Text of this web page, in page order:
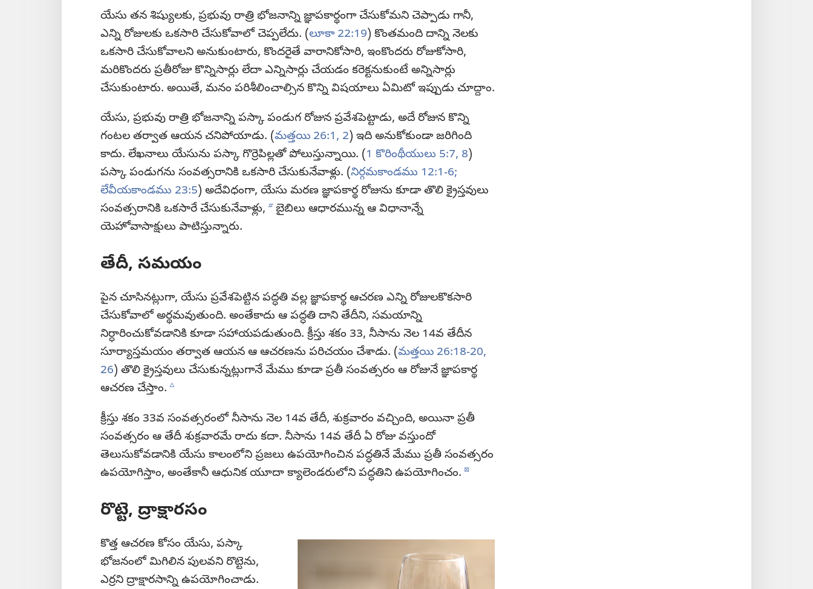
యేసు తన శిష్యులకు, ప్రభువు రాత్రి భోజనాన్ని జ్ఞాపకార్థంగా చేసుకోమని చెప్పాడు గానీ,
ఎన్ని రోజులకు ఒకసారి చేసుకోవాలో చెప్పలేదు. (లూకా 22:19) కొంతమంది దాన్ని నెలకు
ఒకసారి చేసుకోవాలని అనుకుంటారు, కొందరైతే వారానికోసారి, ఇంకొందరు రోజుకోసారి,
మరికొందరు ప్రతీరోజు కొన్నిసార్లు లేదా ఎన్నిసార్లు చేయడం కరెక్టనుకుంటే అన్నిసార్లు
చేసుకుంటారు. అయితే, మనం పరిశీలించాల్సిన కొన్ని విషయాలు ఏమిటో ఇప్పుడు చూద్దాం.
యేసు, ప్రభువు రాత్రి భోజనాన్ని పస్కా పండుగ రోజున ప్రవేశపెట్టాడు, అదే రోజున కొన్ని
గంటల తర్వాత ఆయన చనిపోయాడు. (మత్తయి 26:1, 2) ఇది అనుకోకుండా జరిగింది
కాదు. లేఖనాలు యేసును పస్కా గొర్రెపిల్లతో పోలుస్తున్నాయి. (1 కొరింథీయులు 5:7, 8)
పస్కా పండుగను సంవత్సరానికి ఒకసారి చేసుకునేవాళ్లు. (నిర్గమకాండము 12:1-6;
లేవీయకాండము 23:5) అదేవిధంగా, యేసు మరణ జ్ఞాపకార్థ రోజును కూడా తొలి క్రైస్తవులు
సంవత్సరానికి ఒకసారే చేసుకునేవాళ్లు, bబైబిలు ఆధారమున్న ఆ విధానాన్నే
యెహోవాసాక్షులు పాటిస్తున్నారు.
తేదీ, సమయం
పైన చూసినట్లుగా, యేసు ప్రవేశపెట్టిన పద్ధతి వల్ల జ్ఞాపకార్థ ఆచరణ ఎన్ని రోజులకొకసారి
చేసుకోవాలో అర్థమవుతుంది. అంతేకాదు ఆ పద్ధతి దాని తేదీని, సమయాన్ని
నిర్ధారించుకోవడానికి కూడా సహాయపడుతుంది. క్రీస్తు శకం 33, నీసాను నెల 14వ తేదీన
సూర్యాస్తమయం తర్వాత ఆయన ఆ ఆచరణను పరిచయం చేశాడు. (మత్తయి 26:18-20,
26) తొలి క్రైస్తవులు చేసుకున్నట్లుగానే మేము కూడా ప్రతీ సంవత్సరం ఆ రోజునే జ్ఞాపకార్థ
ఆచరణ చేస్తాం. c
క్రీస్తు శకం 33వ సంవత్సరంలో నీసాను నెల 14వ తేదీ, శుక్రవారం వచ్చింది, అయినా ప్రతీ
సంవత్సరం ఆ తేదీ శుక్రవారమే రాదు కదా. నీసాను 14వ తేదీ ఏ రోజు వస్తుందో
తెలుసుకోవడానికి యేసు కాలంలోని ప్రజలు ఉపయోగించిన పద్ధతినే మేము ప్రతీ సంవత్సరం
ఉపయోగిస్తాం, అంతేకానీ ఆధునిక యూదా క్యాలెండరులోని పద్ధతిని ఉపయోగించం. d
రొట్టె, ద్రాక్షారసం
కొత్త ఆచరణ కోసం యేసు, పస్కా
భోజనంలో మిగిలిన పులవని రొట్టెను,
ఎర్రని ద్రాక్షారసాన్ని ఉపయోగించాడు.